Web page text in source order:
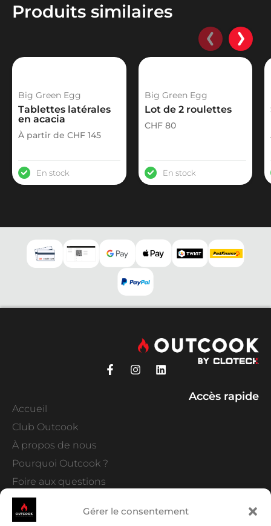
Gérer le consentement
Marque
Etats-Unis
Garantie À vie *
Dimensions emballage (L x l x H) cm x cm x cm
Produits similaires
Big Green Egg
Tablettes latérales
en acacia
À partir de CHF 145
En stock
Big Green Egg
Lot de 2 roulettes
CHF80
En stock
Accès rapide
Accueil
Club Outcook
À propos de nous
Pourquoi Outcook ?
Foire aux questions
Nous contacter